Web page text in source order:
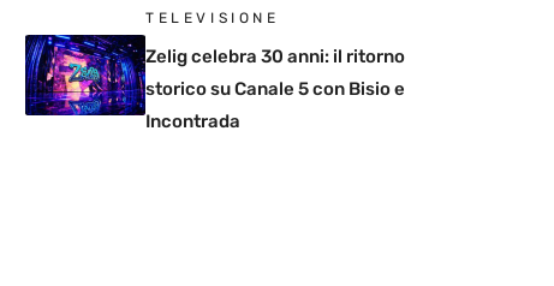
TELEVISIONE
Zelig celebra 30 anni: il ritorno
storico su Canale 5 con Bisio e
Incontrada